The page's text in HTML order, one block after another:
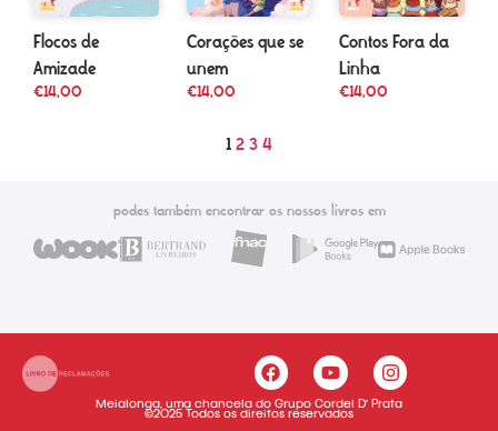
Flocos de
Amizade
€14,00
Corações que se
unem
€14,00
Contos Fora da
Linha
€14,00
1 2 3 4
podes também encontrar os nossos livros em
Meialonga, uma chancela do Grupo Cordel D’ Prata
©2025 Todos os direitos reservados